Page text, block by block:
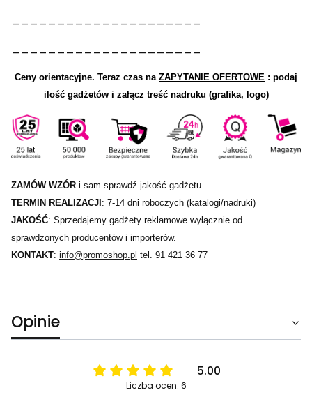
Ceny orientacyjne. Teraz czas na ZAPYTANIE OFERTOWE : podaj
ilość gadżetów i załącz treść nadruku (grafika, logo)
ZAMÓW WZÓR i sam sprawdź jakość gadżetu
TERMIN REALIZACJI : 7-14 dni roboczych (katalogi/nadruki)
JAKOŚĆ: Sprzedajemy gadżety reklamowe wyłącznie od
sprawdzonych producentów i importerów.
KONTAKT: info@promoshop.pl tel. 91 421 36 77
Opinie
5.00
Liczba ocen: 6